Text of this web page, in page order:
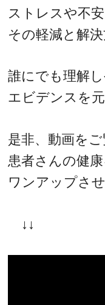
ストレスや不
その軽減と解決
誰にでも理解
エビデンスを
是非、動画を
患者さんの健康
ワンアップさ
↓↓